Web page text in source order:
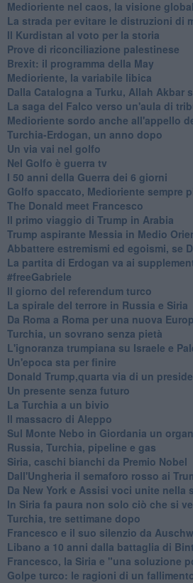
Medioriente nel caos, la visione
La strada per evitare le distruzioni di
Il Kurdistan al voto per la storia
Prove di riconciliazione palestinese
Brexit: il programma della May
Medioriente, la variabile libica
Dalla Catalogna a Turku, Allah Akbar
La saga del Falco verso un'aula di
Medioriente sordo anche all'appello
Turchia-Erdogan, un anno dopo
Un via vai nel golfo
Nel Golfo è guerra tv
I 50 anni della Guerra dei 6 giorni
Golfo spaccato, Medioriente sempre
The Donald meet Francesco
Il primo viaggio di Trump in Arabia
Trump aspirante Messia in Medio
Abbattere estremismi ed egoismi, se
La partita di Erdogan va ai
#freeGabriele
Il giorno del referendum turco
La spirale del terrore in Russia e Siria
Da Roma a Roma per una nuova
Turchia, un sovrano senza pietà
L'ignoranza trumpiana su Israele e
Un'epoca sta per finire
Donald Trump,quarta via di un
Un presente senza futuro
La Turchia a un bivio
Il massacro di Aleppo
Sul Monte Nebo in Giordania un
Russia, Turchia, pipeline e gas
Siria, caschi bianchi da Premio Nobel
Dall'Ungheria il semaforo rosso ai
Da New York e Assisi voci unite nella
In Siria fa paura non solo ciò che si
Turchia, tre settimane dopo
Francesco e il suo silenzio da
Libano a 10 anni dalla battaglia di
Francesco, la Siria e "una soluzione
Golpe turco: le ragioni di un